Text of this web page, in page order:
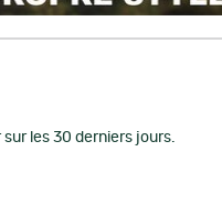
les 30 derniers jours.